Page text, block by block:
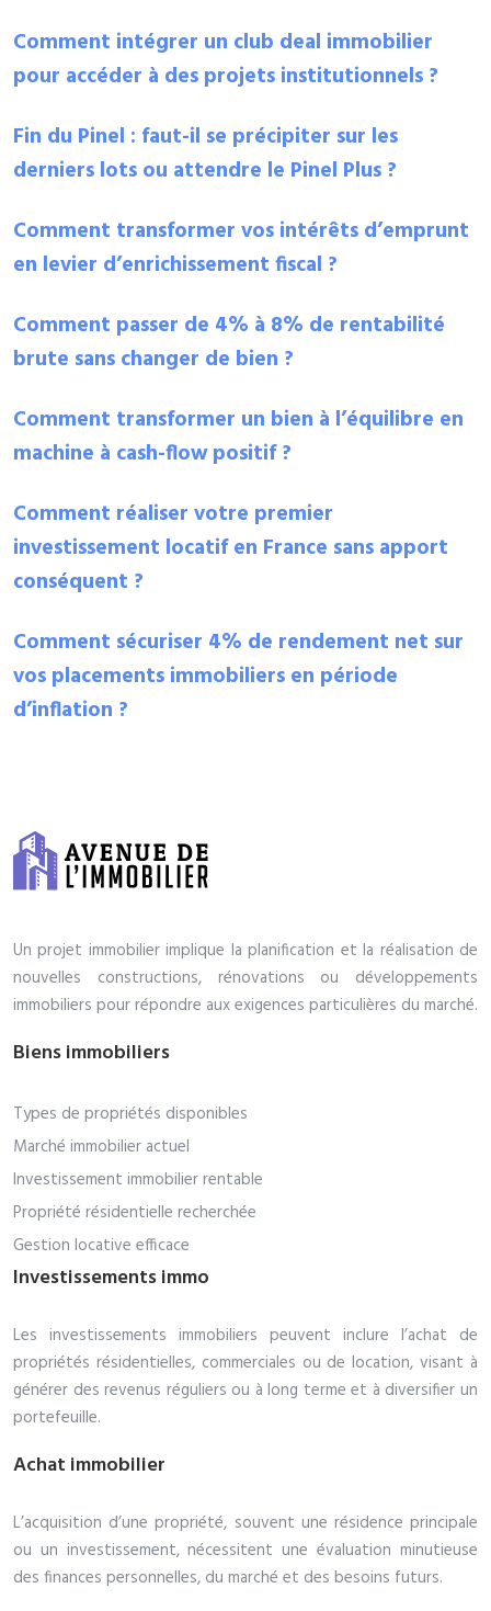
Comment intégrer un club deal immobilier
pour accéder à des projets institutionnels ?
Fin du Pinel : faut-il se précipiter sur les
derniers lots ou attendre le Pinel Plus ?
Comment transformer vos intérêts d’emprunt
en levier d’enrichissement fiscal ?
Comment passer de 4% à 8% de rentabilité
brute sans changer de bien ?
Comment transformer un bien à l’équilibre en
machine à cash-flow positif ?
Comment réaliser votre premier
investissement locatif en France sans apport
conséquent ?
Comment sécuriser 4% de rendement net sur
vos placements immobiliers en période
d’inflation ?
Un projet immobilier implique la planification et la réalisation de
nouvelles constructions, rénovations ou développements
immobiliers pour répondre aux exigences particulières du marché.
Biens immobiliers
Types de propriétés disponibles
Marché immobilier actuel
Investissement immobilier rentable
Propriété résidentielle recherchée
Gestion locative efficace
Investissements immo
Les investissements immobiliers peuvent inclure l’achat de
propriétés résidentielles, commerciales ou de location, visant à
générer des revenus réguliers ou à long terme et à diversifier un
portefeuille.
Achat immobilier
L’acquisition d’une propriété, souvent une résidence principale
ou un investissement, nécessitent une évaluation minutieuse
des finances personnelles, du marché et des besoins futurs.